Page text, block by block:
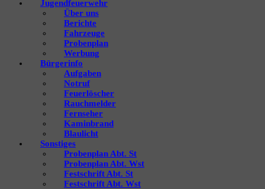
Jugendfeuerwehr
Über uns
Berichte
Fahrzeuge
Probenplan
Werbung
Bürgerinfo
Aufgaben
Notruf
Feuerlöscher
Rauchmelder
Fernseher
Kaminbrand
Blaulicht
Sonstiges
Probenplan Abt. St
Probenplan Abt. Wst
Festschrift Abt. St
Festschrift Abt. Wst